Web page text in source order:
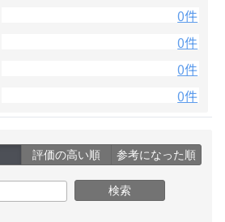
0件
0件
0件
0件
評価の高い順 参考になった順
検索